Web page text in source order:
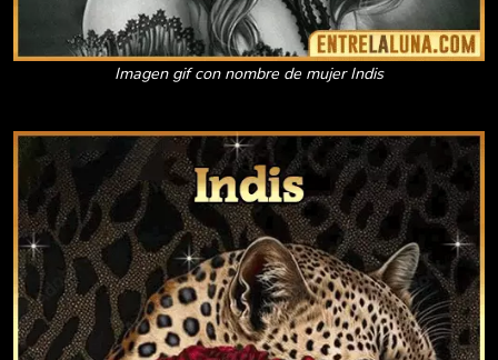
Imagen gif con nombre de mujer Indis